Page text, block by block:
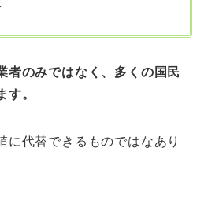
者のみではなく、多くの国民
す。
に代替できるものではなあり